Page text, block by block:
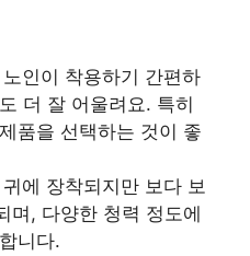
노인이 착용하기 간편하
더 잘 어울려요. 특히
품을 선택하는 것이 좋
귀에 장착되지만 보다 보
며, 다양한 청력 정도에
니다.